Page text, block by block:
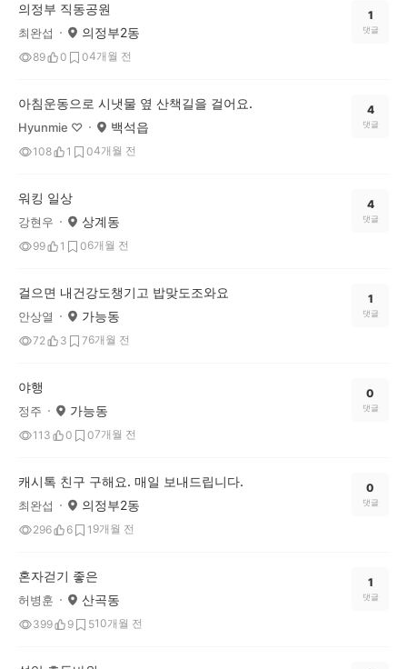
의정부 직동공원
최완섭 의정부2동
89 0 04개월 전
1
댓글
아침운동으로 시냇물 옆 산책길을 걸어요.
Hyunmie ♡ 백석읍
108 1 04개월 전
4
댓글
워킹 일상
강현우 상계동
99 1 06개월 전
4
댓글
걸으면 내건강도챙기고 밥맞도조와요
안상열 가능동
72 3 76개월 전
1
댓글
야행
정주 가능동
113 0 07개월 전
0
댓글
캐시톡 친구 구해요. 매일 보내드립니다.
최완섭 의정부2동
296 6 1 9개월 전
0
댓글
혼자걷기 좋은
허병훈 산곡동
399 9 510개월 전
1
댓글